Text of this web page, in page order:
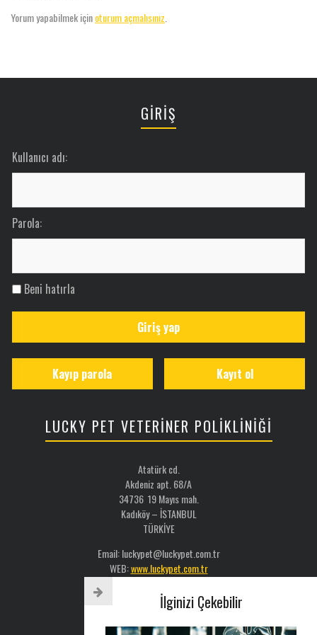
Yorum yapabilmek içinoturum açmalısınız
İlginizi Çekebilir
GİRİŞ
Kullanıcı adı:
Parola:
Beni hatırla
Giriş yap
Kayıt ol
Kayıp parola
LUCKY PET VETERİNER POLİKLİNİĞİ
Atatürk cd.
Akdeniz apt. 68/A
34736 19 Mayıs mah.
Kadıköy – İSTANBUL
TÜRKİYE
Email: luckypet@luckypet.com.tr
WEB:www.luckypet.com.tr
Tel : 0216 386 77 52